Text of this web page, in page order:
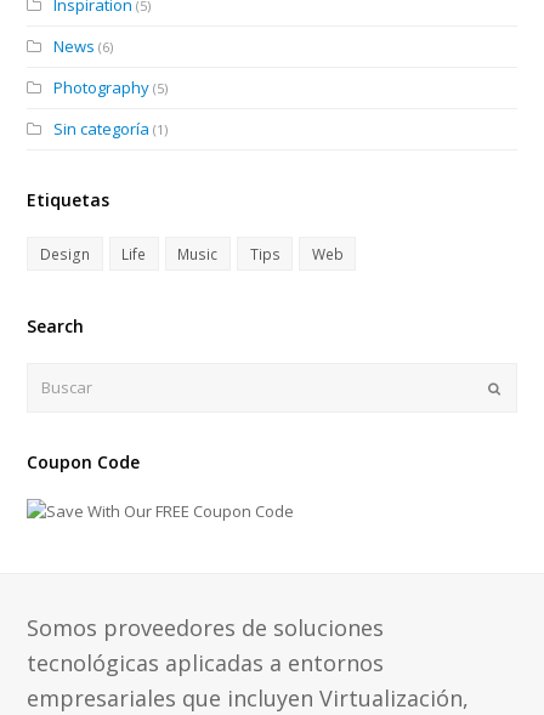
Inspiration (5)
News (6)
Photography (5)
Sin categoría (1)
Etiquetas
Design Life Music Tips Web
Search
Enviar
Coupon Code
Somos proveedores de soluciones
tecnológicas aplicadas a entornos
empresariales que incluyen Virtualización,